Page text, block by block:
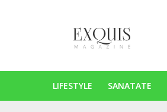
LIFESTYLE SANATATE